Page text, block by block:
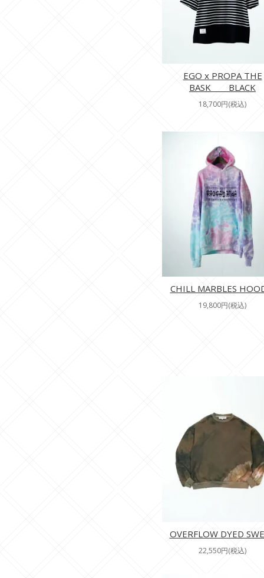
EGO x PROPA THE
BASK BLACK
18,700円(税込)
CHILL MARBLES
19,800円(税込)
OVERFLOW DYED
22,550円(税込)